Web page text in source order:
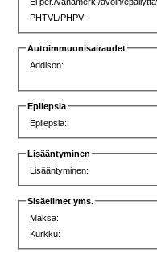
PHTVL/PHPV:
Autoimmuunisairaudet
Addison:
Epilepsia
Epilepsia:
Lisääntyminen
Lisääntyminen:
Sisäelimet yms.
Maksa:
Kurkku: